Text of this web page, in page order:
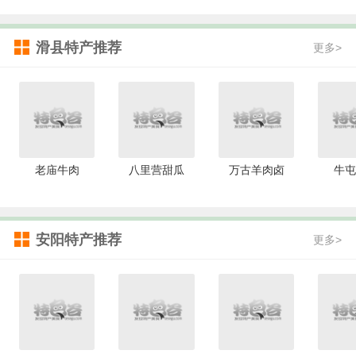
滑县特产推荐 更多>
老庙牛肉 八里营甜瓜 万古羊肉卤 牛
安阳特产推荐 更多>